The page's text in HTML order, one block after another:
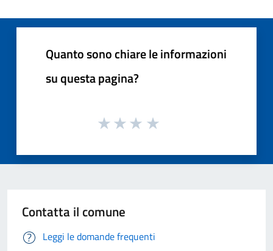
Quanto sono chiare le informazioni
su questa pagina?
Contatta il comune
Leggi le domande frequenti